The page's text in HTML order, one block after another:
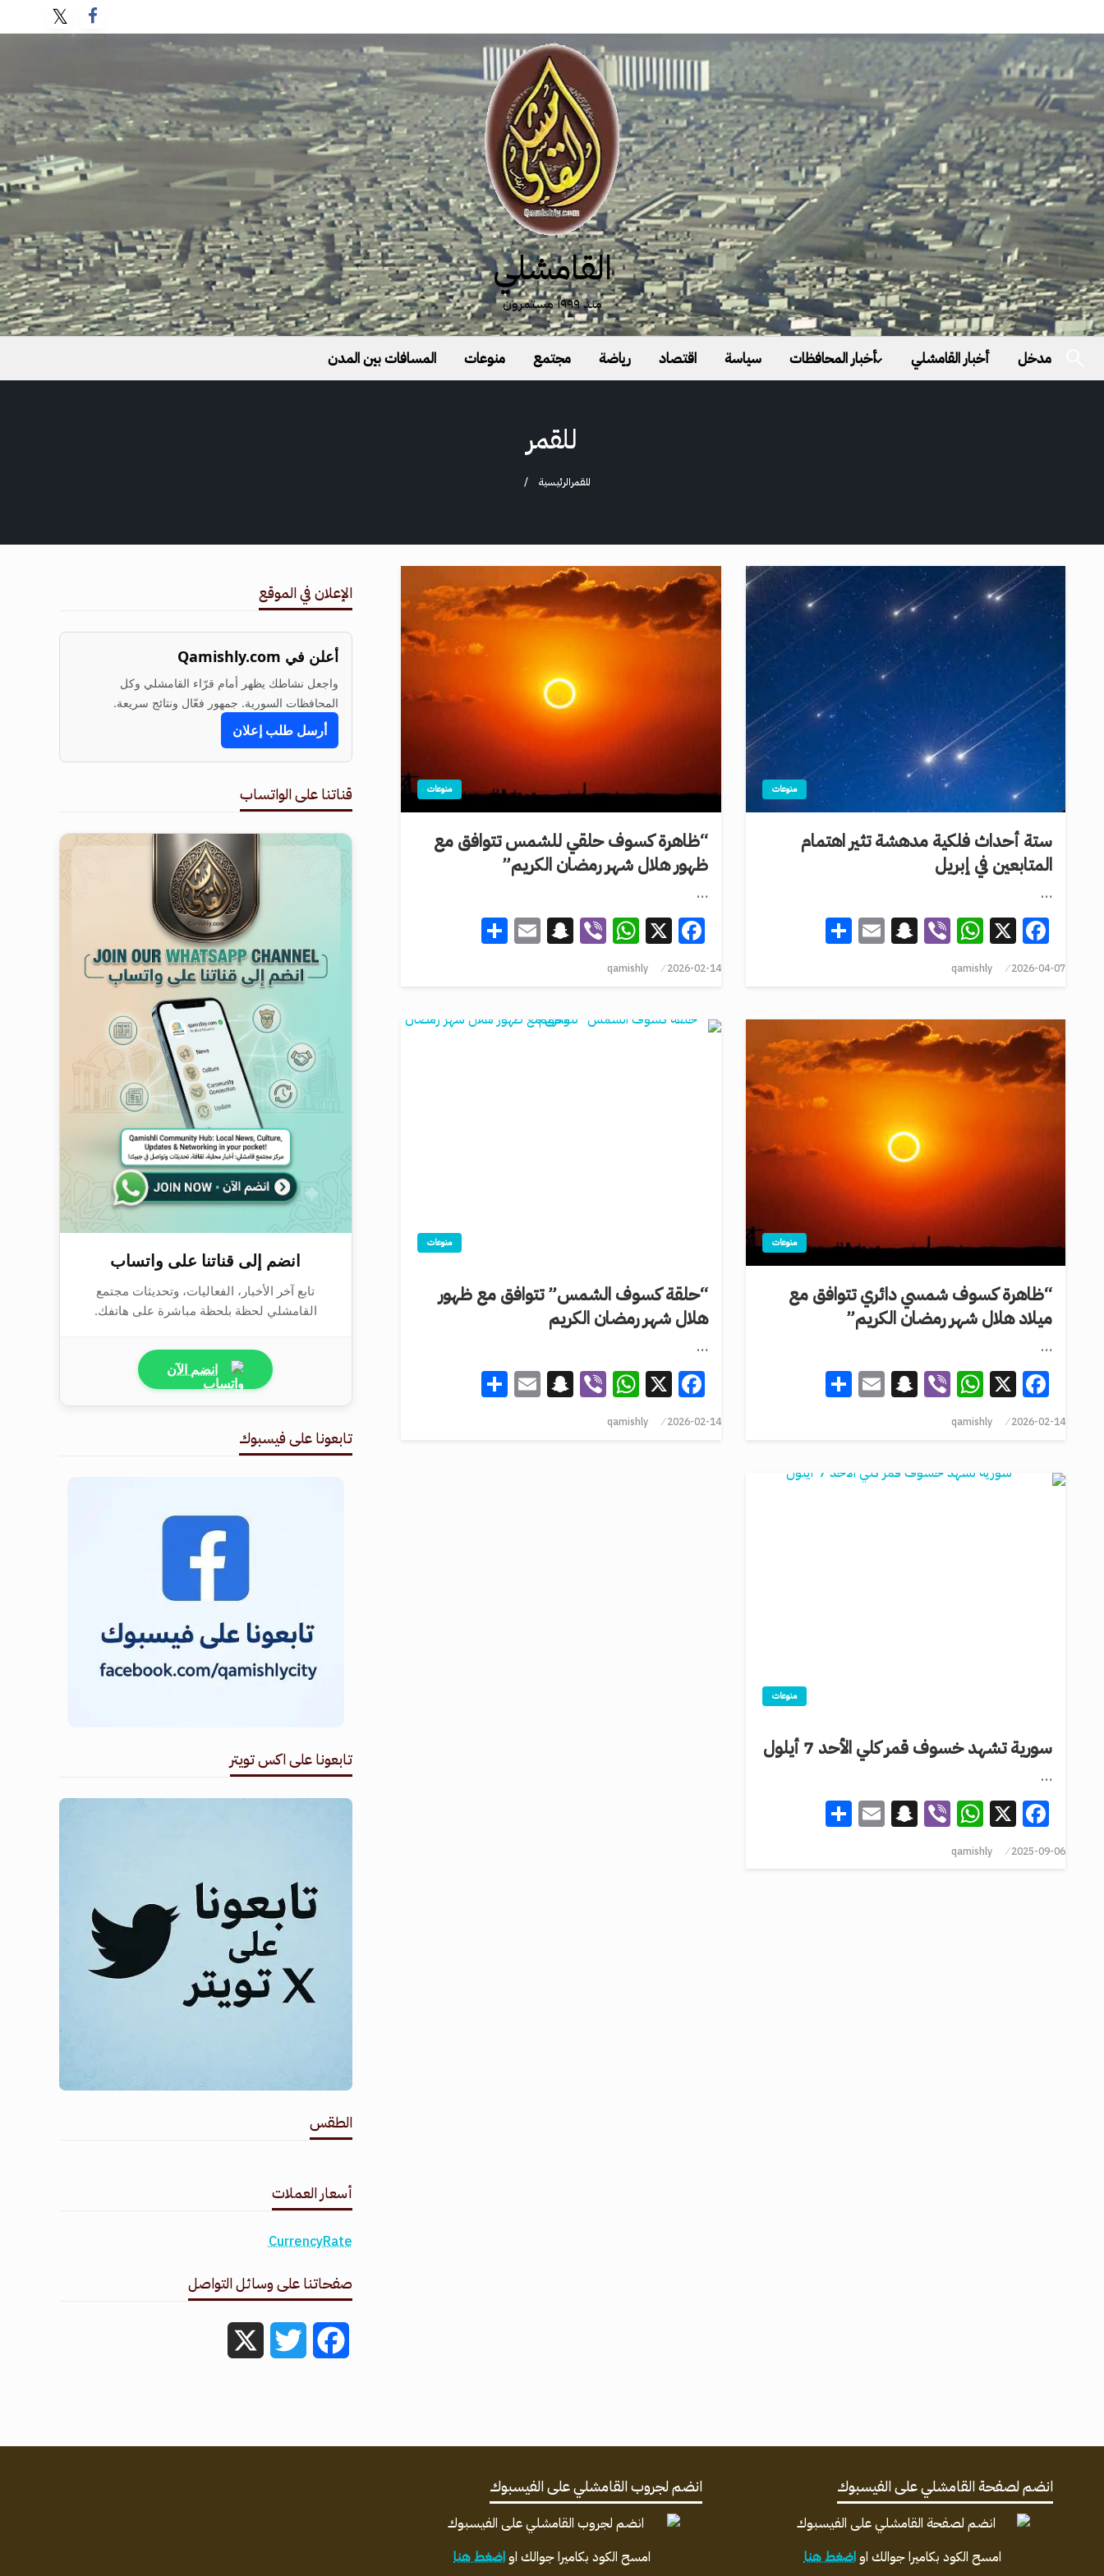
القامشلي
منذ ١٩٩٩ مستمرون
مدخل أخبار القامشلي أخبار المحافظات سياسة اقتصاد رياضة مجتمع منوعات المسافات بين المدن
للقمر
الرئيسيةللقمر
منوعات
ستة أحداث فلكية مدهشة تثير اهتمام
المتابعين في إبريل
…
Facebook
X
WhatsApp
Viber
Snapchat
Email
2026-04-07
qamishly
منوعات
“ظاهرة كسوف حلقي للشمس تتوافق مع
ظهور هلال شهر رمضان الكريم”
…
Facebook
X
WhatsApp
Viber
Snapchat
Email
2026-02-14
qamishly
منوعات
“ظاهرة كسوف شمسي دائري تتوافق مع
ميلاد هلال شهر رمضان الكريم”
…
Facebook
X
WhatsApp
Viber
Snapchat
Email
2026-02-14
qamishly
منوعات
“حلقة كسوف الشمس” تتوافق مع ظهور
هلال شهر رمضان الكريم
…
Facebook
X
WhatsApp
Viber
Snapchat
Email
2026-02-14
qamishly
منوعات
سورية تشهد خسوف قمر كلي الأحد 7 أيلول
…
Facebook
X
WhatsApp
Viber
Snapchat
Email
2025-09-06
qamishly
الإعلان في الموقع
أعلن في Qamishly.com
واجعل نشاطك يظهر أمام قرّاء القامشلي وكل
المحافظات السورية. جمهور فعّال ونتائج سريعة.
أرسل طلب إعلان
قناتنا على الواتساب
انضم إلى قناتنا على واتساب
تابع آخر الأخبار، الفعاليات، وتحديثات مجتمع
القامشلي لحظة بلحظة مباشرة على هاتفك.
انضم الآن
تابعونا على فيسبوك
تابعونا على اكس تويتر
الطقس
أسعار العملات
CurrencyRate
صفحاتنا على وسائل التواصل
Facebook
Twitter
انضم لصفحة القامشلي على الفيسبوك
امسح الكود بكاميرا جوالك اواضغط هنا
انضم لجروب القامشلي على الفيسبوك
امسح الكود بكاميرا جوالك اواضغط هنا